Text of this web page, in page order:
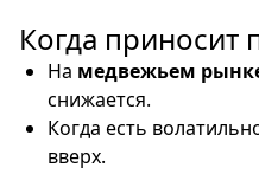
Когда приносит
На медвежьем
снижается.
Когда есть
вверх.